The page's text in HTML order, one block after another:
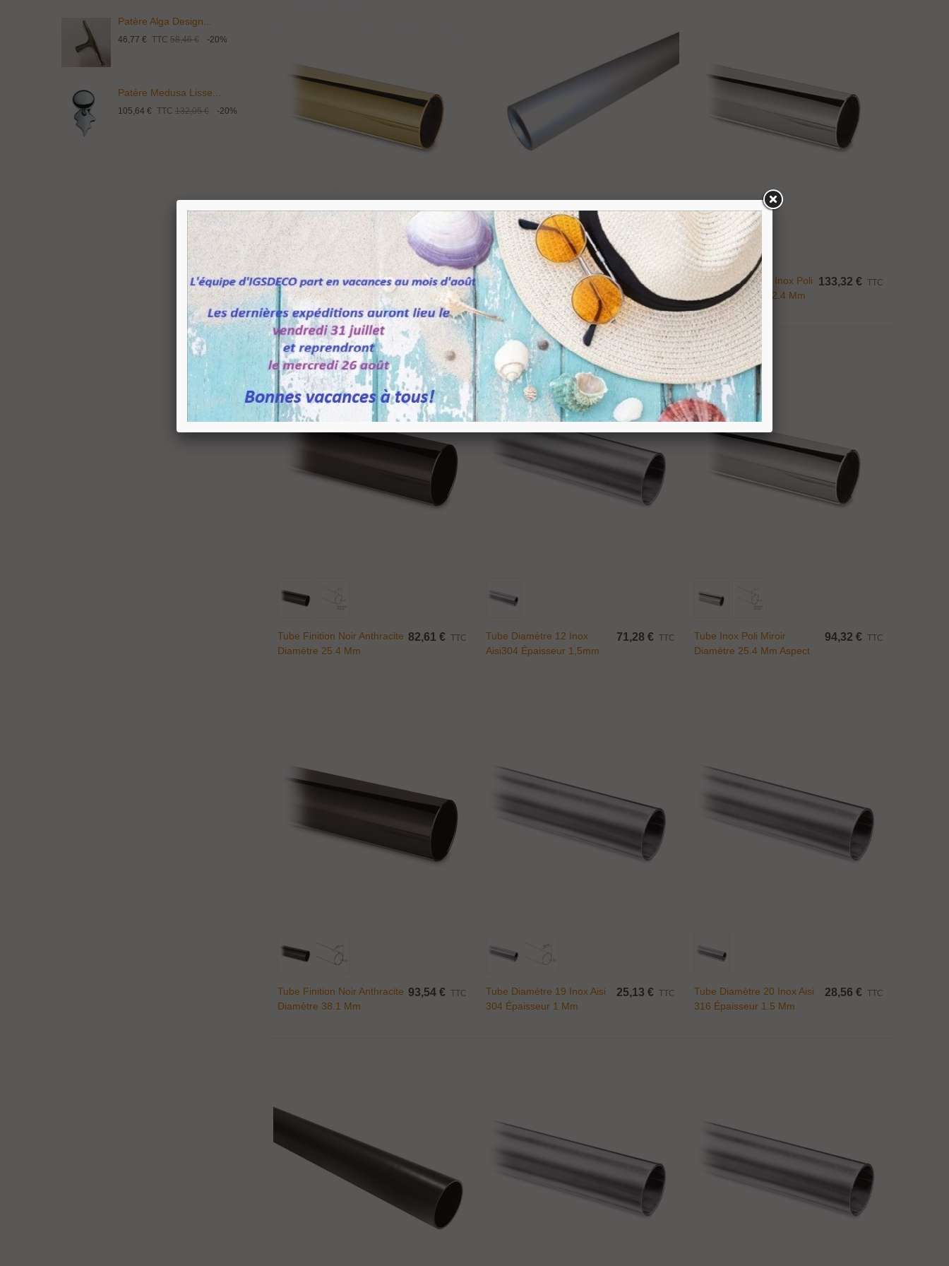
Patère Alga Design...
46,77 € TTC 58,46 € -20%
Patère Medusa Lisse...
105,64 € TTC 132,05 € -20%
Poignée verticale...
Ajouter Au Panier
Tube Laiton Protectan
Diamètre 25.4 Mm
102,96 € TTC
Ajouter Au Panier
Tube Aluminium Diamètre 50
Mm Épaisseur 2.5 Mm
30,34 € TTC
Ajouter Au Panier
Tube Accastillage Inox Poli
Miroir Diamètre 42.4 Mm
133,32 € TTC
Tube Finition Noir Anthracite
Diamètre 25.4 Mm
82,61 € TTC
Tube Diamètre 12 Inox
Aisi304 Épaisseur 1,5mm
71,28 € TTC
Tube Inox Poli Miroir
Diamètre 25.4 Mm Aspect
94,32 € TTC
Tube Finition Noir Anthracite
Diamètre 38.1 Mm
93,54 € TTC
Tube Diamètre 19 Inox Aisi
304 Épaisseur 1 Mm
25,13 € TTC
Tube Diamètre 20 Inox Aisi
316 Épaisseur 1.5 Mm
28,56 € TTC